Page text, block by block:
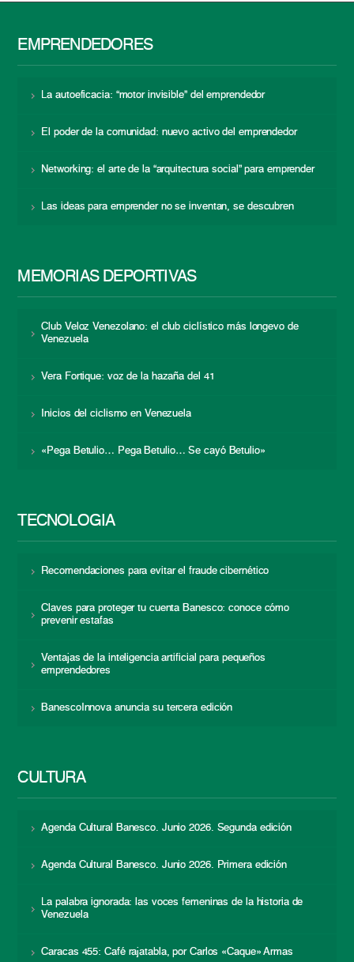
EMPRENDEDORES
La autoeficacia: “motor invisible” del emprendedor
El poder de la comunidad: nuevo activo del emprendedor
Networking: el arte de la “arquitectura social” para emprender
Las ideas para emprender no se inventan, se descubren
MEMORIAS DEPORTIVAS
Club Veloz Venezolano: el club ciclístico más longevo de
Venezuela
Vera Fortique: voz de la hazaña del 41
Inicios del ciclismo en Venezuela
«Pega Betulio… Pega Betulio… Se cayó Betulio»
TECNOLOGÍA
Recomendaciones para evitar el fraude cibernético
Claves para proteger tu cuenta Banesco: conoce cómo
prevenir estafas
Ventajas de la inteligencia artificial para pequeños
emprendedores
BanescoInnova anuncia su tercera edición
CULTURA
Agenda Cultural Banesco. Junio 2026. Segunda edición
Agenda Cultural Banesco. Junio 2026. Primera edición
La palabra ignorada: las voces femeninas de la historia de
Venezuela
Caracas 455: Café rajatabla, por Carlos «Caque» Armas